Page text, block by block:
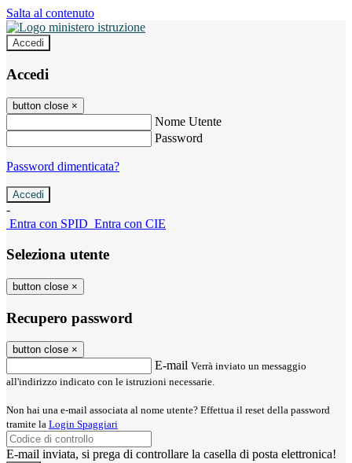
Salta al contenuto
Accedi
Accedi
button close ×
Nome Utente
Password
Password dimenticata?
-
Entra con SPID Entra con CIE
Seleziona utente
button close ×
Recupero password
button close ×
E-mail Verrà inviato un messaggio
all'indirizzo indicato con le istruzioni necessarie.
Non hai una e-mail associata al nome utente? Effettua il reset della password
tramite la Login Spaggiari
E-mail inviata, si prega di controllare la casella di posta elettronica!